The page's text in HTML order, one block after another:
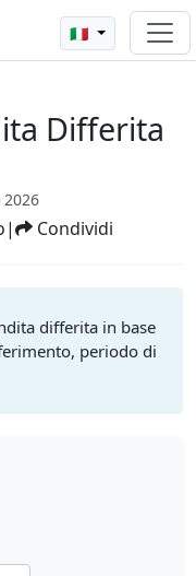
🇮🇹
Differita
| Condividi
differita in base
periodo di